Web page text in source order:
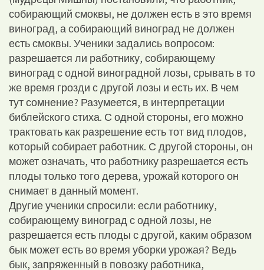
собирающий смоквы, не должен есть в это время
виноград, а собирающий виноград не должен
есть смоквы. Ученики задались вопросом:
разрешается ли работнику, собирающему
виноград с одной виноградной лозы, срывать в то
же время грозди с другой лозы и есть их. В чем
тут сомнение? Разумеется, в интерпретации
библейского стиха. С одной стороны, его можно
трактовать как разрешение есть тот вид плодов,
который собирает работник. С другой стороны, он
может означать, что работнику разрешается есть
плоды только того дерева, урожай которого он
снимает в данный момент.
Другие ученики спросили: если работнику,
собирающему виноград с одной лозы, не
разрешается есть плоды с другой, каким образом
бык может есть во время уборки урожая? Ведь
бык, запряженный в повозку работника,